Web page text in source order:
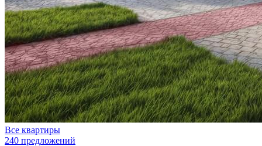
Все квартиры
240 предложений